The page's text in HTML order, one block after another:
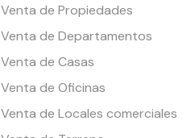
Venta de Propiedades
Venta de Departamentos
Venta de Casas
Venta de Oficinas
Venta de Locales comerciales